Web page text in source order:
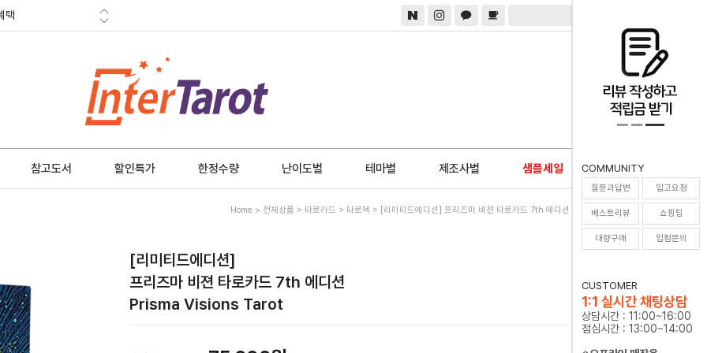
택
참고도서 할인특가 한정수량 난이도별 테마별 제조사별 샘플세일 0
COMMUNITY
질문과답변 입고요청
베스트리뷰 쇼핑팁
대량구매 입점문의
CUSTOMER
1:1 실시간 채팅상담
상담시간 : 11:00~16:00
점심시간 : 13:00~14:00
Home > 전체상품 > 타로카드 > 타로덱 > [리미티드에디션] 프리즈마 비젼 타로카드 7th 에디션 Prisma Visions Tarot
[리미티드에디션]
프리즈마 비젼 타로카드 7th 에디션
Prisma Visions Tarot